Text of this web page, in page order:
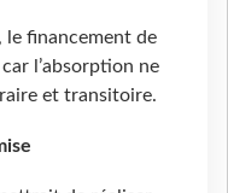
le financement de
l’absorption ne
et transitoire.